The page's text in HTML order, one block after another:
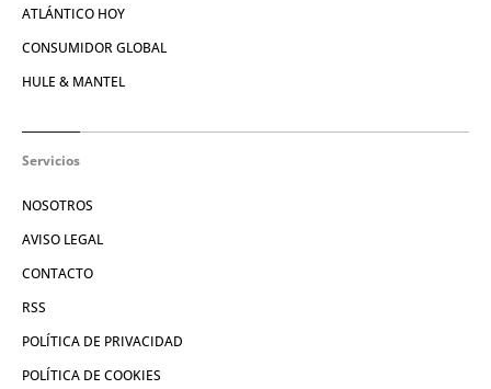
ATLÁNTICO HOY
CONSUMIDOR GLOBAL
HULE & MANTEL
Servicios
NOSOTROS
AVISO LEGAL
CONTACTO
RSS
POLÍTICA DE PRIVACIDAD
POLÍTICA DE COOKIES